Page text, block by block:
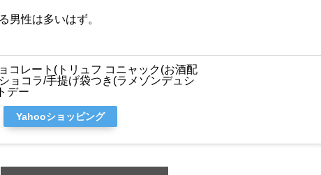
男性は多いはず。
コレート(トリュフ コニャック(お酒配
ョコラ/手提げ袋つき(ラメゾンデュシ
デー
Yahooショッピング